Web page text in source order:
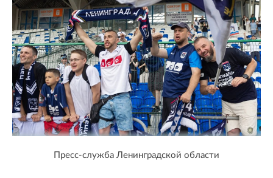
Пресс-служба Ленинградской области